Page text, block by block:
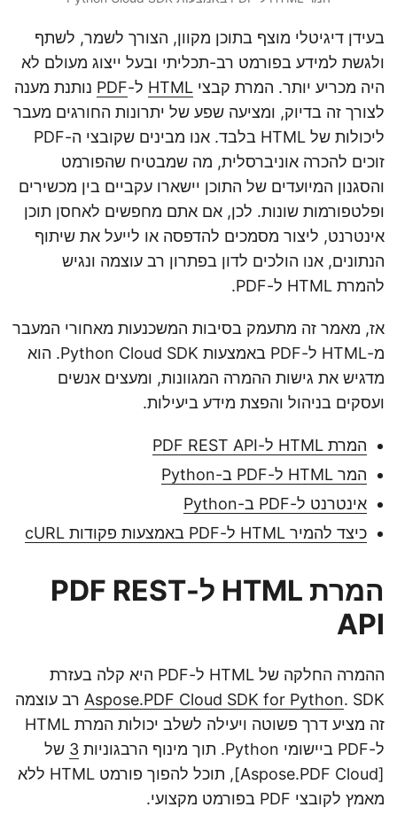
בעידן דיגיטלי מוצף בתוכן מקוון, הצורך לשמר, לשתף
ולגשת למידע בפורמט רב-תכליתי ובעל ייצוג מעולם לא
היה מכריע יותר. המרת קבציHTMLל-PDFנותנת מענה
לצורך זה בדיוק, ומציעה שפע של יתרונות החורגים מעבר
ליכולות של HTML בלבד. אנו מבינים שקובצי ה-PDF
זוכים להכרה אוניברסלית, מה שמבטיח שהפורמט
והסגנון המיועדים של התוכן יישארו עקביים בין מכשירים
ופלטפורמות שונות. לכן, אם אתם מחפשים לאחסן תוכן
אינטרנט, ליצור מסמכים להדפסה או לייעל את שיתוף
הנתונים, אנו הולכים לדון בפתרון רב עוצמה ונגיש
להמרת HTML ל-PDF.
אז, מאמר זה מתעמק בסיבות המשכנעות מאחורי המעבר
מ-HTML ל-PDF באמצעות Python Cloud SDK. הוא
מדגיש את גישות ההמרה המגוונות, ומעצים אנשים
ועסקים בניהול והפצת מידע ביעילות.
המרת HTML ל-PDF REST API
המר HTML ל-PDF ב-Python
אינטרנט ל-PDF ב-Python
כיצד להמיר HTML ל-PDF באמצעות פקודות cURL
המרת HTML ל-PDF REST
API
ההמרה החלקה של HTML ל-PDF היא קלה בעזרת
Aspose.PDF Cloud SDK for Python. SDK רב עוצמה
זה מציע דרך פשוטה ויעילה לשלב יכולות המרת HTML
ל-PDF ביישומי Python. תוך מינוף הרבגוניות
3של
[Aspose.PDF Cloud], תוכל להפוך פורמט HTML ללא
מאמץ לקובצי PDF בפורמט מקצועי.